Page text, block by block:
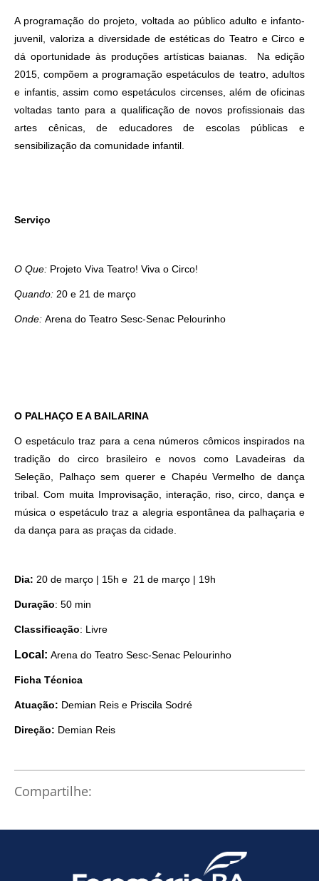
Como utilizar
A programação do projeto, voltada ao público adulto e infanto-
juvenil, valoriza a diversidade de estéticas do Teatro e Circo e
dá oportunidade às produções artísticas baianas. Na edição
2015, compõem a programação espetáculos de teatro, adultos
e infantis, assim como espetáculos circenses, além de oficinas
voltadas tanto para a qualificação de novos profissionais das
artes cênicas, de educadores de escolas públicas e
sensibilização da comunidade infantil.
Serviço
O Que: Projeto Viva Teatro! Viva o Circo!
Quando: 20 e 21 de março
Onde: Arena do Teatro Sesc-Senac Pelourinho
O PALHAÇO E A BAILARINA
O espetáculo traz para a cena números cômicos inspirados na
tradição do circo brasileiro e novos como Lavadeiras da
Seleção, Palhaço sem querer e Chapéu Vermelho de dança
tribal. Com muita Improvisação, interação, riso, circo, dança e
música o espetáculo traz a alegria espontânea da palhaçaria e
da dança para as praças da cidade.
Dia: 20 de março | 15h e 21 de março | 19h
Duração: 50 min
Classificação: Livre
Local: Arena do Teatro Sesc-Senac Pelourinho
Ficha Técnica
Atuação: Demian Reis e Priscila Sodré
Direção: Demian Reis
Compartilhe: